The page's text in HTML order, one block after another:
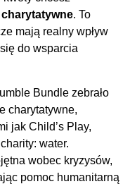
. To
mają realny wpływ
do wsparcia
Bundle zebrało
charytatywne,
jak Child’s Play,
water.
wobec kryzysów,
pomoc humanitarną